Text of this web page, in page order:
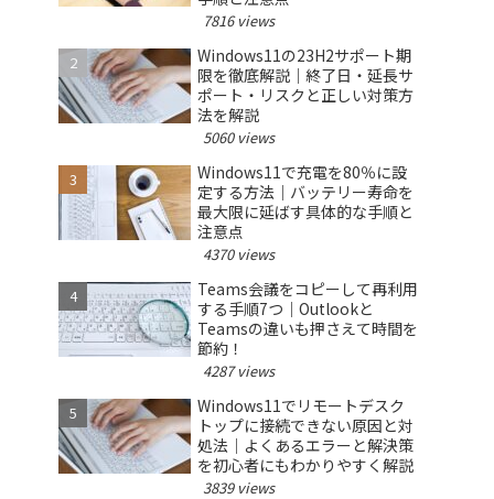
7816 views
Windows11の23H2サポート期
限を徹底解説｜終了日・延長サ
ポート・リスクと正しい対策方
法を解説
5060 views
Windows11で充電を80％に設
定する方法｜バッテリー寿命を
最大限に延ばす具体的な手順と
注意点
4370 views
Teams会議をコピーして再利用
する手順7つ｜Outlookと
Teamsの違いも押さえて時間を
節約！
4287 views
Windows11でリモートデスク
トップに接続できない原因と対
処法｜よくあるエラーと解決策
を初心者にもわかりやすく解説
3839 views